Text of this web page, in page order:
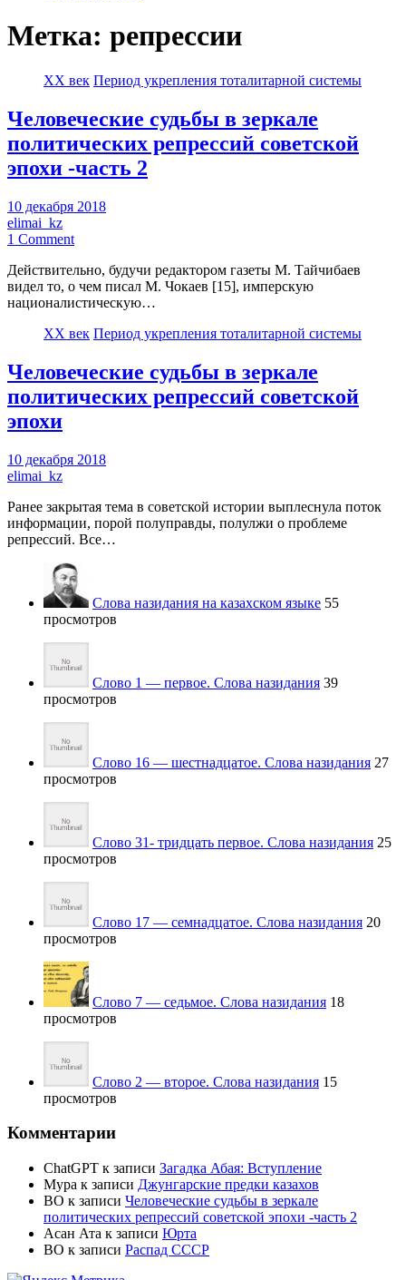
Метка: репрессии
XX век Период укрепления тоталитарной системы
Человеческие судьбы в зеркале
политических репрессий советской
эпохи -часть 2
10 декабря 2018
elimai_kz
1 Comment
Действительно, будучи редактором газеты М. Тайчибаев
видел то, о чем писал М. Чокаев [15], имперскую
националистическую…
XX век Период укрепления тоталитарной системы
Человеческие судьбы в зеркале
политических репрессий советской
эпохи
10 декабря 2018
elimai_kz
Ранее закрытая тема в советской истории выплеснула поток
информации, порой полуправды, полулжи о проблеме
репрессий. Все…
Слова назидания на казахском языке 55
просмотров
Слово 1 — первое. Слова назидания 39
просмотров
Слово 16 — шестнадцатое. Слова назидания 27
просмотров
Слово 31- тридцать первое. Слова назидания 25
просмотров
Слово 17 — семнадцатое. Слова назидания 20
просмотров
Слово 7 — седьмое. Слова назидания 18
просмотров
Слово 2 — второе. Слова назидания 15
просмотров
Комментарии
ChatGPT к записи Загадка Абая: Вступление
Мура к записи Джунгарские предки казахов
BO к записи Человеческие судьбы в зеркале
политических репрессий советской эпохи -часть 2
Асан Ата к записи Юрта
BO к записи Распад СССР